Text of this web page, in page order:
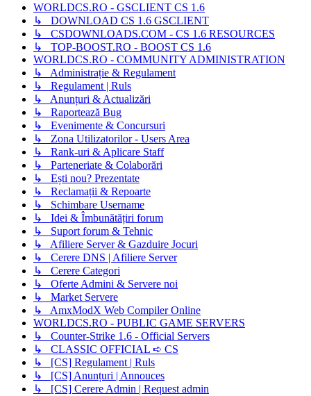
WORLDCS.RO - GSCLIENT CS 1.6
↳ DOWNLOAD CS 1.6 GSCLIENT
↳ CSDOWNLOADS.COM - CS 1.6 RESOURCES
↳ TOP-BOOST.RO - BOOST CS 1.6
WORLDCS.RO - COMMUNITY ADMINISTRATION
↳ Administrație & Regulament
↳ Regulament | Ruls
↳ Anunțuri & Actualizări
↳ Raportează Bug
↳ Evenimente & Concursuri
↳ Zona Utilizatorilor - Users Area
↳ Rank-uri & Aplicare Staff
↳ Parteneriate & Colaborări
↳ Ești nou? Prezentate
↳ Reclamații & Repoarte
↳ Schimbare Username
↳ Idei & Îmbunătățiri forum
↳ Suport forum & Tehnic
↳ Afiliere Server & Gazduire Jocuri
↳ Cerere DNS | Afiliere Server
↳ Cerere Categori
↳ Oferte Admini & Servere noi
↳ Market Servere
↳ AmxModX Web Compiler Online
WORLDCS.RO - PUBLIC GAME SERVERS
↳ Counter-Strike 1.6 - Official Servers
↳ CLASSIC OFFICIAL ➪ CS
↳ [CS] Regulament | Ruls
↳ [CS] Anunțuri | Annouces
↳ [CS] Cerere Admin | Request admin